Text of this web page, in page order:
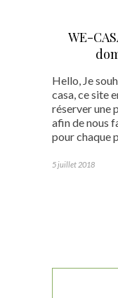
WE-
Hello, Je
casa, ce site
réserver une
afin de nous
pour chaque
5 juillet 2018